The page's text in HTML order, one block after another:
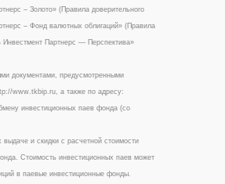
– Золото» (Правила доверительного
– Фонд валютных облигаций» (Правила
Партнерс — Перспектива»
документами, предусмотренными
www.tkbip.ru, а также по адресу:
инвестиционных паев фонда (со
и скидки с расчетной стоимости
Стоимость инвестиционных паев может
в паевые инвестиционные фонды.